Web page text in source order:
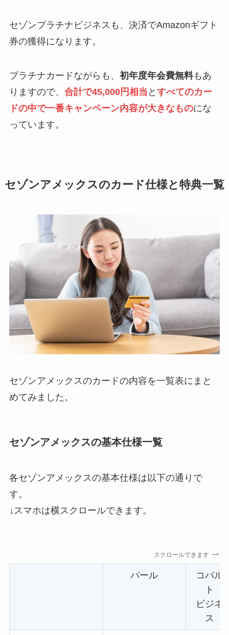
セゾンプラチナビジネスも、決済でAmazonギフト
券の獲得になります。
プラチナカードながらも、 初年度年会費無料もあ
りますので、 合計で45,000円相当 と すべてのカー
ドの中で一番キャンペーン内容が大きなものにな
っています。
セゾンアメックスのカード仕様と特典一覧
セゾンアメックスのカードの内容を一覧表にまと
めてみました。
セゾンアメックスの基本仕様一覧
各セゾンアメックスの基本仕様は以下の通りで
す。
↓スマホは横スクロールできます。
スクロールできます
パール
コバル
ト
ビジネ
ス